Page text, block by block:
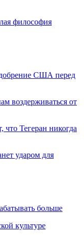
философия
США перед
воздерживаться от
Тегеран никогда
ударом для
больше
культуре